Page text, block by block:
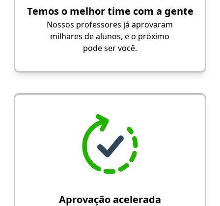
Temos o melhor time com a gente
Nossos professores já aprovaram
milhares de alunos, e o próximo
pode ser você.
Aprovação acelerada